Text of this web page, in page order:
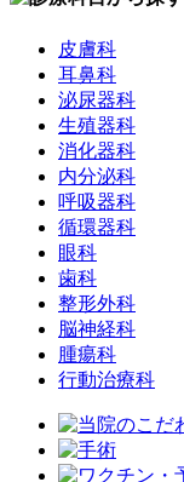
皮膚科
耳鼻科
泌尿器科
生殖器科
消化器科
内分泌科
呼吸器科
循環器科
眼科
歯科
整形外科
脳神経科
腫瘍科
行動治療科